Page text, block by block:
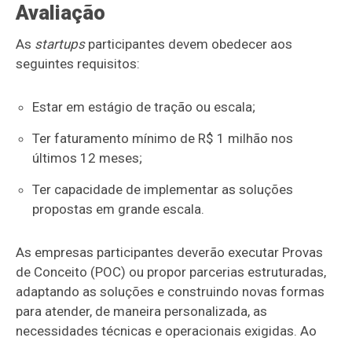
Avaliação
As startupsparticipantes devem obedecer aos
seguintes requisitos:
Estar em estágio de tração ou escala;
Ter faturamento mínimo de R$ 1 milhão nos
últimos 12 meses;
Ter capacidade de implementar as soluções
propostas em grande escala.
As empresas participantes deverão executar Provas
de Conceito (POC) ou propor parcerias estruturadas,
adaptando as soluções e construindo novas formas
para atender, de maneira personalizada, as
necessidades técnicas e operacionais exigidas. Ao